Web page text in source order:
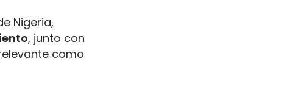
Nigeria,
, junto con
como